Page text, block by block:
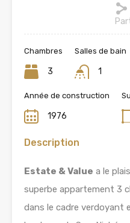
Chambres
3
Salles de bain
1
Année de construction
1976
Description
Estate & Value a le
superbe appartement 3
dans le cadre verdoyant